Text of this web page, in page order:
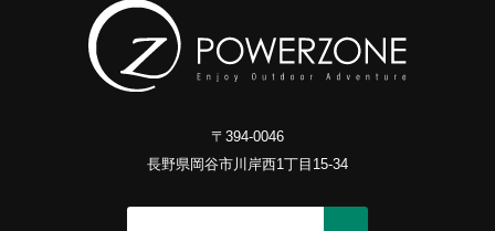
〒394-0046
長野県岡谷市川岸西1丁目15-34